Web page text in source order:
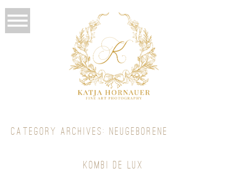
CATEGORY ARCHIVES: NEUGEBORENE
KOMBI DE LUX